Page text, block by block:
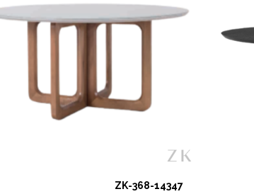
ZK-368-14347